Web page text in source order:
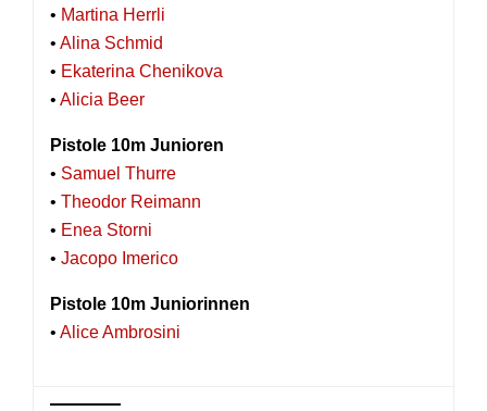
• Martina Herrli
• Alina Schmid
• Ekaterina Chenikova
• Alicia Beer
Pistole 10m Junioren
• Samuel Thurre
• Theodor Reimann
• Enea Storni
• Jacopo Imerico
Pistole 10m Juniorinnen
• Alice Ambrosini